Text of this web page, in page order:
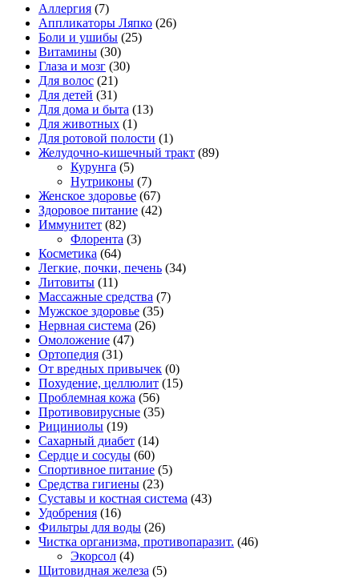
Аллергия (7)
Аппликаторы Ляпко (26)
Боли и ушибы (25)
Витамины (30)
Глаза и мозг (30)
Для волос (21)
Для детей (31)
Для дома и быта (13)
Для животных (1)
Для ротовой полости (1)
Желудочно-кишечный тракт (89)
Курунга (5)
Нутриконы (7)
Женское здоровье (67)
Здоровое питание (42)
Иммунитет (82)
Флорента (3)
Косметика (64)
Легкие, почки, печень (34)
Литовиты (11)
Массажные средства (7)
Мужское здоровье (35)
Нервная система (26)
Омоложение (47)
Ортопедия (31)
От вредных привычек (0)
Похудение, целлюлит (15)
Проблемная кожа (56)
Противовирусные (35)
Рициниолы (19)
Сахарный диабет (14)
Сердце и сосуды (60)
Спортивное питание (5)
Средства гигиены (23)
Суставы и костная система (43)
Удобрения (16)
Фильтры для воды (26)
Чистка организма, противопаразит. (46)
Экорсол (4)
Щитовидная железа (5)